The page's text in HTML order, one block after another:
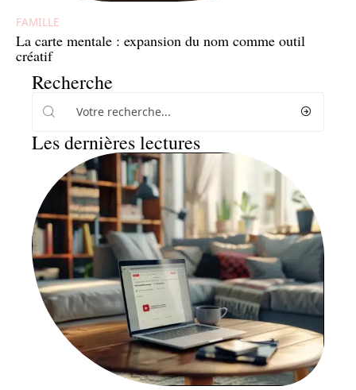
FAMILLE
La carte mentale : expansion du nom comme outil
créatif
Recherche
Les dernières lectures